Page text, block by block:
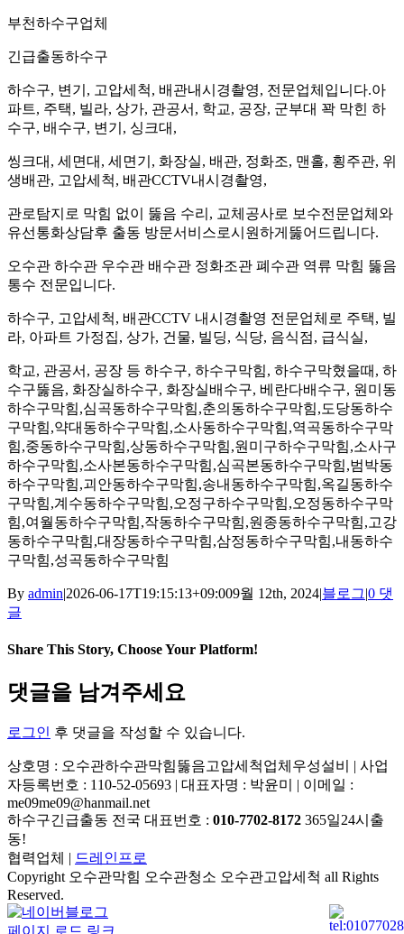
부천하수구업체
긴급출동하수구
하수구, 변기, 고압세척, 배관내시경촬영, 전문업체입니다.아
파트, 주택, 빌라, 상가, 관공서, 학교, 공장, 군부대 꽉 막힌 하
수구, 배수구, 변기, 싱크대,
씽크대, 세면대, 세면기, 화장실, 배관, 정화조, 맨홀, 횡주관, 위
생배관, 고압세척, 배관CCTV내시경촬영,
관로탐지로 막힘 없이 뚫음 수리, 교체공사로 보수전문업체와
유선통화상담후 출동 방문서비스로시원하게뚫어드립니다.
오수관 하수관 우수관 배수관 정화조관 폐수관 역류 막힘 뚫음
통수 전문입니다.
하수구, 고압세척, 배관CCTV 내시경촬영 전문업체로 주택, 빌
라, 아파트 가정집, 상가, 건물, 빌딩, 식당, 음식점, 급식실,
학교, 관공서, 공장 등 하수구, 하수구막힘, 하수구막혔을때, 하
수구뚫음, 화장실하수구, 화장실배수구, 베란다배수구, 원미동
하수구막힘,심곡동하수구막힘,춘의동하수구막힘,도당동하수
구막힘,약대동하수구막힘,소사동하수구막힘,역곡동하수구막
힘,중동하수구막힘,상동하수구막힘,원미구하수구막힘,소사구
하수구막힘,소사본동하수구막힘,심곡본동하수구막힘,범박동
하수구막힘,괴안동하수구막힘,송내동하수구막힘,옥길동하수
구막힘,계수동하수구막힘,오정구하수구막힘,오정동하수구막
힘,여월동하수구막힘,작동하수구막힘,원종동하수구막힘,고강
동하수구막힘,대장동하수구막힘,삼정동하수구막힘,내동하수
구막힘,성곡동하수구막힘
By admin|2026-06-17T19:15:13+09:009월 12th, 2024|블로그|0 댓
글
Share This Story, Choose Your Platform!
Facebook
X
Reddit
LinkedIn
Tumblr
Pinterest
Vk
이
메
댓글을 남겨주세요
로그인 후 댓글을 작성할 수 있습니다.
상호명 : 오수관하수관막힘뚫음고압세척업체우성설비 | 사업
자등록번호 : 110-52-05693 | 대표자명 : 박윤미 | 이메일 :
me09me09@hanmail.net
하수구긴급출동 전국 대표번호 : 010-7702-8172 365일24시출
동!
협력업체 | 드레인프로
Copyright 오수관막힘 오수관청소 오수관고압세척 all Rights
Reserved.
네
이